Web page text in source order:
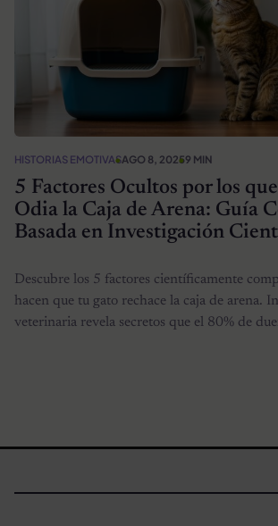
HISTORIAS EMOTIVASAGO 8, 20259 MIN
5 Factores Ocultos por los
Odia la Caja de Arena: Guía
Basada en Investigación
Descubre los 5 factores científicamente
hacen que tu gato rechace la caja de arena.
veterinaria revela secretos que el 80% de